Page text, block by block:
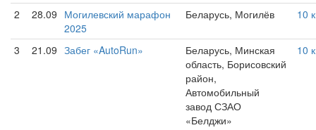
2 28.09 Могилевский марафон
2025
Беларусь, Могилёв 10
3 21.09 Забег «AutoRun»
Беларусь, Минская
область, Борисовский
район,
Автомобильный
завод СЗАО
«Белджи»
10